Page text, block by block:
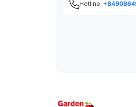
Hotline: